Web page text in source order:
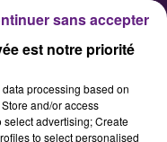
est notre priorité
processing based on
and/or access
advertising; Create
to select personalised
sans accepter